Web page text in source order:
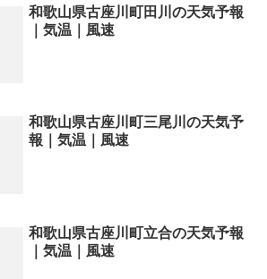
和歌山県古座川町田川の天気予報
｜気温｜風速
和歌山県古座川町三尾川の天気予
報｜気温｜風速
和歌山県古座川町立合の天気予報
｜気温｜風速